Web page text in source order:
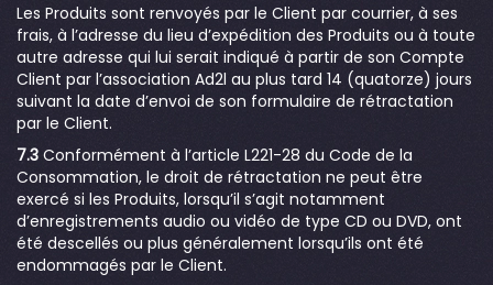
Les Produits sont renvoyés par le Client par courrier, à ses
frais, à l’adresse du lieu d’expédition des Produits ou à toute
autre adresse qui lui serait indiqué à partir de son Compte
Client par l’association Ad2l au plus tard 14 (quatorze) jours
suivant la date d’envoi de son formulaire de rétractation
par le Client.
7.3 Conformément à l’article L221-28 du Code de la
Consommation, le droit de rétractation ne peut être
exercé si les Produits, lorsqu’il s’agit notamment
d’enregistrements audio ou vidéo de type CD ou DVD, ont
été descellés ou plus généralement lorsqu’ils ont été
endommagés par le Client.